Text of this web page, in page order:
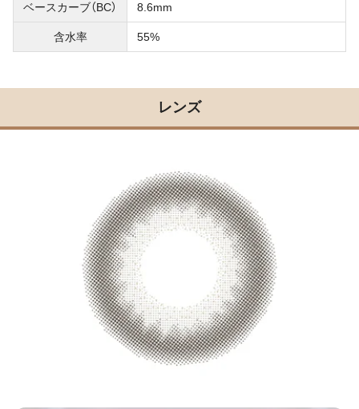
ベースカーブ（BC） 8.6mm
含水率 55%
レンズ